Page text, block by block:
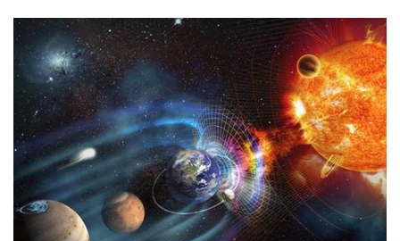
РАЗСЛЕДВАНЕ
БИЗНЕС
ЮГ
Управители:
Веселин
Василев,
email:
v.vasilev@flagman.bg
Катя
Касабова,
k.kassabova@flagman.bg